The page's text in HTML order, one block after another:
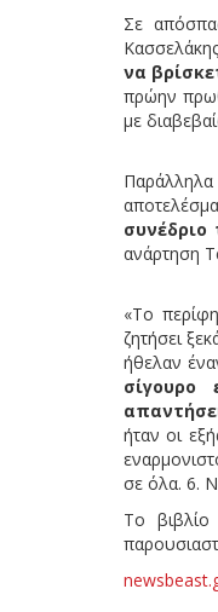
Σε
να
πρώην
με
συνέδριο
ανάρτηση
«Το
ζητήσει
ήθελαν
σίγουρο
ήταν οι
σε όλα. 6.
Το